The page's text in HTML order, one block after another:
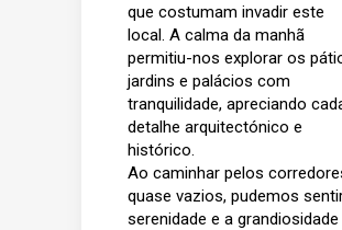
que costumam invadir este
local. A calma da manhã
permitiu-nos explorar os
jardins e palácios com
tranquilidade, apreciando
detalhe arquitectónico e
histórico.
Ao caminhar pelos
quase vazios, pudemos
serenidade e a grandiosidade